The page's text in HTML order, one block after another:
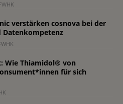
verstärken cosnova bei der
Datenkompetenz
Wie Thiamidol® von
für sich